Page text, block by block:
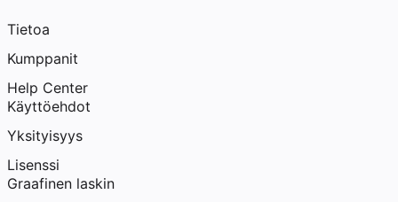
Tietoa
Kumppanit
Help Center
Käyttöehdot
Yksityisyys
Lisenssi
Graafinen laskin